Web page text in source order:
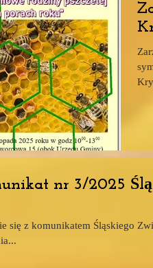
nr 3/2025
się z komunikatem Śląskiego